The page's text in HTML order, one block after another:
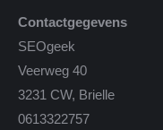
Contactgegevens
SEOgeek
Veerweg 40
3231 CW, Brielle
0613322757